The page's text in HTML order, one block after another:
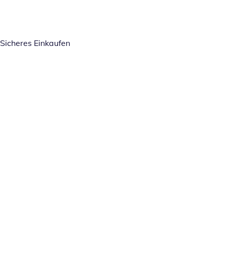
Sicheres Einkaufen